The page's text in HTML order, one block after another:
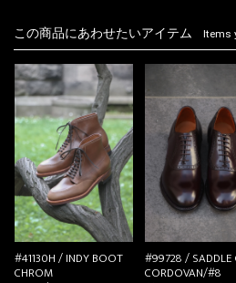
この商品にあわせたいアイテム Items
#41130H / INDY BOOT
CHROM
#99728 / SADDLE
CORDOVAN/#8